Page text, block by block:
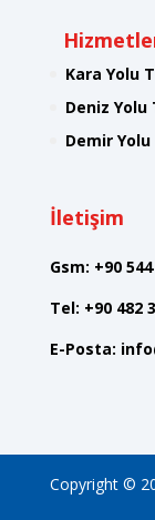
Kara Yolu
Deniz Yolu
Demir Yolu
İletişim
Gsm: +90
Tel: +90 482
E-Posta:
Copyright ©